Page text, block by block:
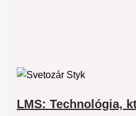
LMS: Technológia,